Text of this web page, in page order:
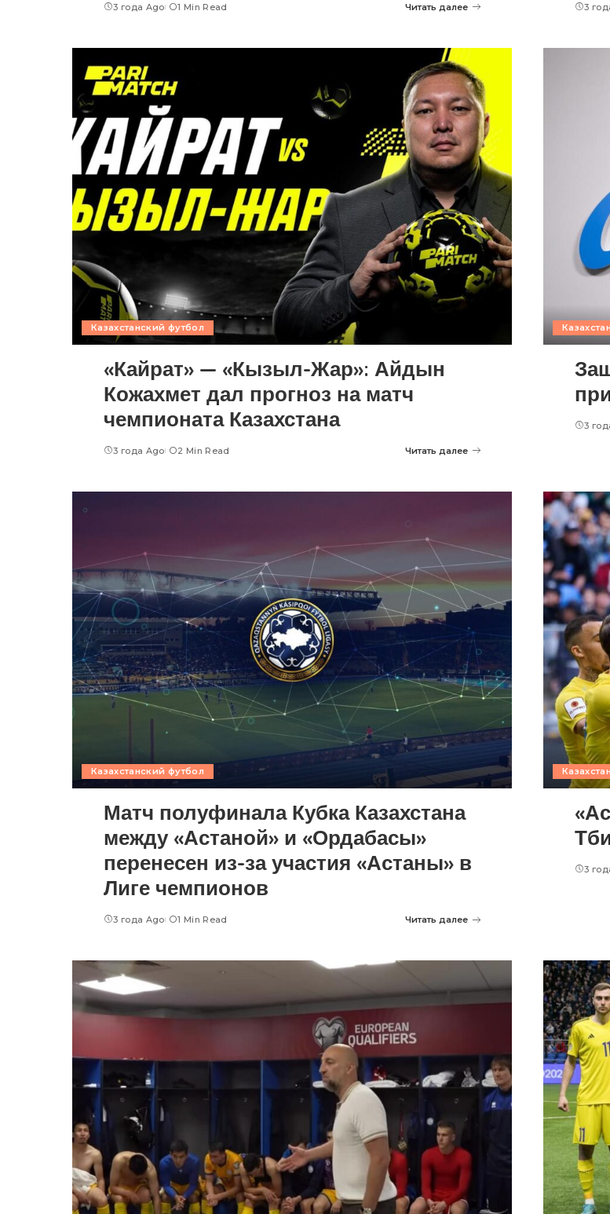
3 года Ago 1 Min Read Читать далее 3
Казахстанский футбол
«Кайрат» — «Кызыл-Жар»: Айдын
Кожахмет дал прогноз на матч
чемпионата Казахстана
3 года Ago 2 Min Read Читать далее
3
Казахстанский футбол
Матч полуфинала Кубка Казахстана
между «Астаной» и «Ордабасы»
перенесен из-за участия «Астаны» в
Лиге чемпионов
3 года Ago 1 Min Read Читать далее
3